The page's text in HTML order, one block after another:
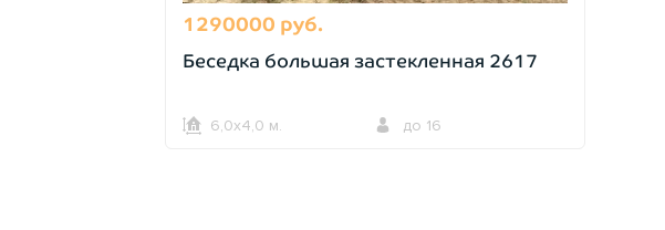
1290000 руб.
Беседка большая застекленная 2617
6,0х4,0 м. до 16